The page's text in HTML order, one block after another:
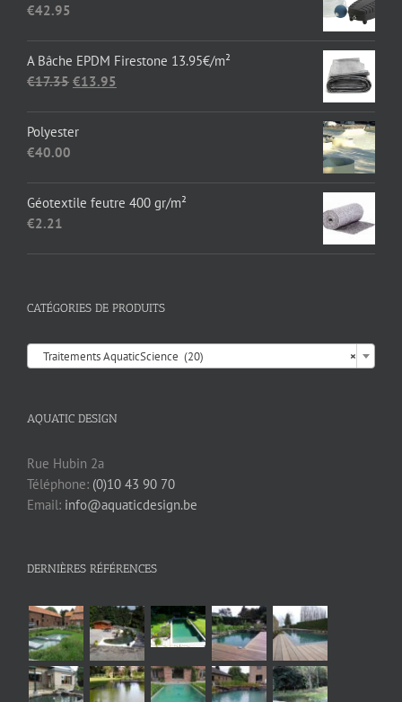
€1,652.89
€42.95
A Bâche EPDM Firestone 13.95€/m²
€17.35 Le
était :
€13.95
Polyester
€40.00
Géotextile feutre 400 gr/m²
€2.21
CATÉGORIES DE PRODUITS
×
Traitements AquaticScience (20)
AQUATIC DESIGN
Rue Hubin 2a
Téléphone: (0)10 43 90 70
Email: info@aquaticdesign.be
DERNIÈRES RÉFÉRENCES